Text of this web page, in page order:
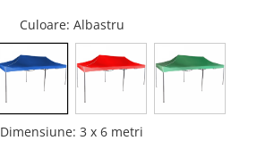
Culoare: Albastru
Dimensiune: 3 x 6 metri